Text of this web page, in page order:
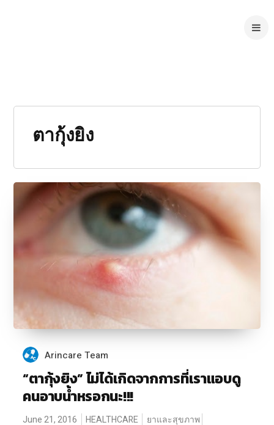
ตากุ้งยิง
Arincare Team
“ตากุ้งยิง” ไม่ได้เกิดจากการที่เราแอบดู
คนอาบน้ำหรอกนะ!!!
June 21, 2016 HEALTHCARE ยาและสุขภาพ